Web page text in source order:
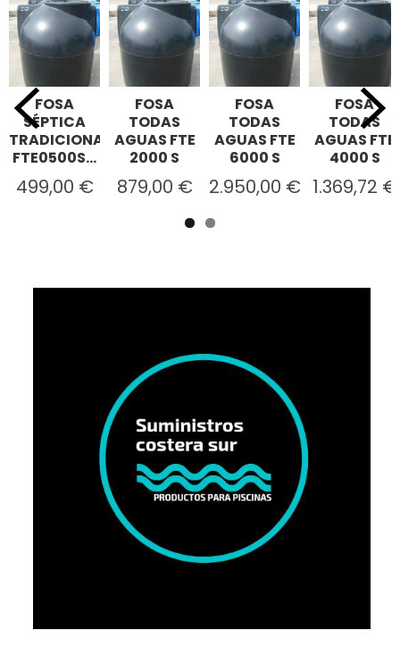
FOSA
SÉPTICA
TRADICIONAL
FTE0500S...
499,00 €
FOSA
TODAS
AGUAS FTE
2000 S
879,00 €
FOSA
TODAS
AGUAS FTE
6000 S
2.950,00 €
FOSA
TODAS
AGUAS FTE
4000 S
1.369,72 €